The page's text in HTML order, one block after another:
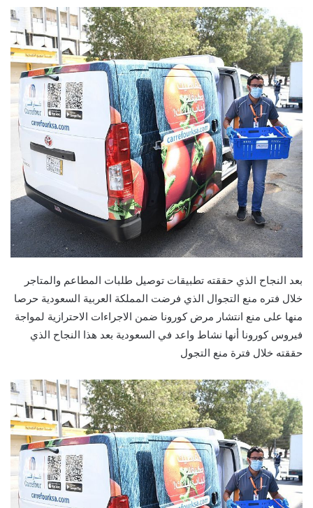
بعد النجاح الذي حققته تطبيقات توصيل طلبات المطاعم والمتاجر
خلال فتره منع التجوال الذي فرضت المملكة العربية السعودية حرصا
منها على منع انتشار مرض كورونا ضمن الاجراءات الاحترازية لمواجة
فيروس كورونا أنها نشاط واعد في السعودية بعد هذا النجاح الذي
حققته خلال فترة منع التجول